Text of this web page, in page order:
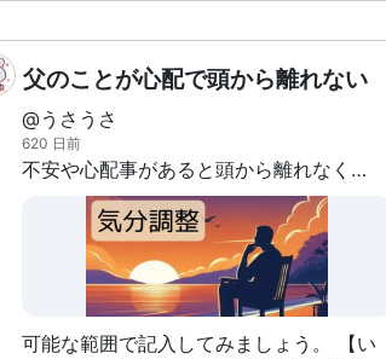
父のことが心配で頭から離れない
@うさうさ
620 日前
不安や心配事があると頭から離れなくなってしまう
可能な範囲で記入してみましょう。 【い